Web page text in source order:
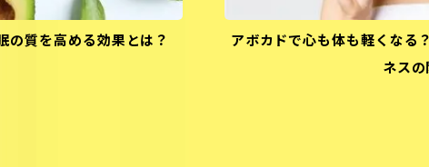
の質を高める効果とは？
アボカドで心も体も軽くなる
ネスの